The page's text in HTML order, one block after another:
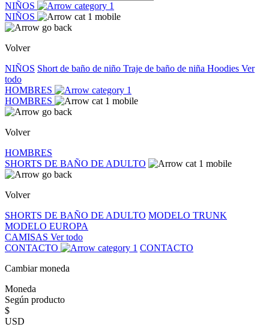
NIÑOS
NIÑOS
Volver
NIÑOS Short de baño de niño Traje de baño de niña Hoodies Ver
todo
HOMBRES
HOMBRES
Volver
HOMBRES
SHORTS DE BAÑO DE ADULTO
Volver
SHORTS DE BAÑO DE ADULTO MODELO TRUNK
MODELO EUROPA
CAMISAS Ver todo
CONTACTO
CONTACTO
Cambiar moneda
Moneda
Según producto
$
USD